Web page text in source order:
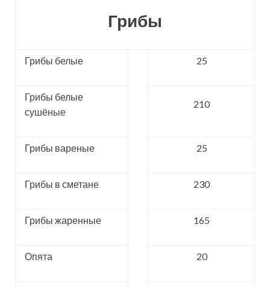
Грибы
Грибы белые 25
Грибы белые
сушёные
210
Грибы вареные 25
Грибы в сметане 230
Грибы жаренные 165
Опята 20